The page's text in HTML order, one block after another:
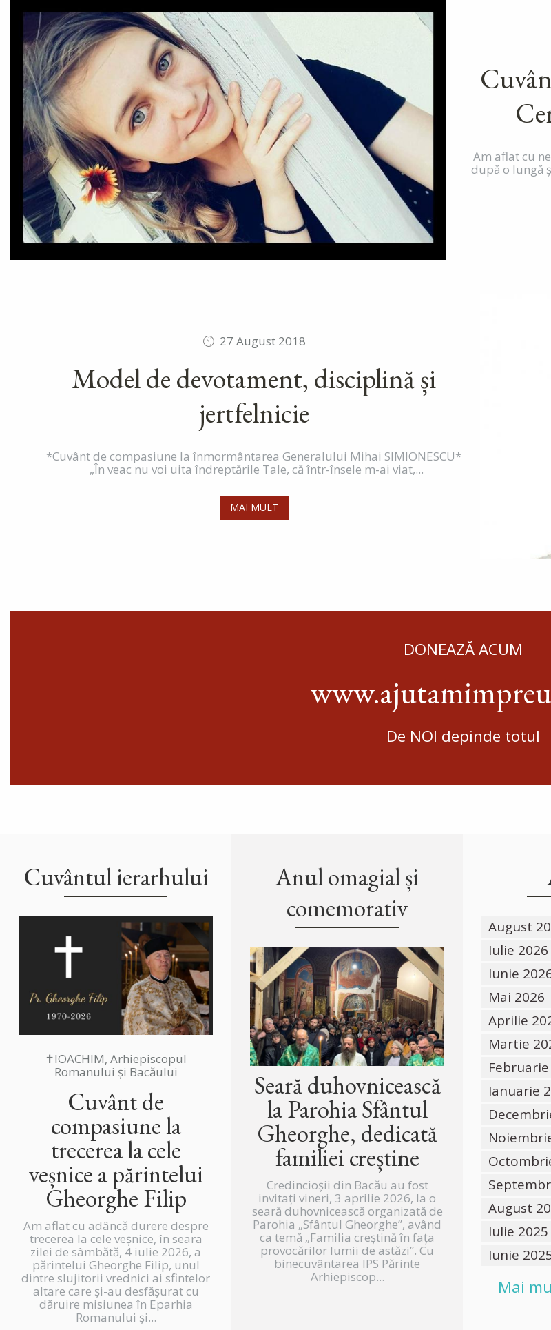
Am aflat cu
după o lungă
27 August 2018
Model de devotament, disciplină și
jertfelnicie
*Cuvânt de compasiune la înmormântarea Generalului Mihai SIMIONESCU*
„În veac nu voi uita îndreptările Tale, că într-însele m-ai viat,...
MAI MULT
DONEAZĂ ACUM
De NOI depinde totul
Cuvântul ierarhului
✝IOACHIM, Arhiepiscopul
Romanului și Bacăului
Cuvânt de
compasiune la
trecerea la cele
veșnice a părintelui
Gheorghe Filip
Am aflat cu adâncă durere despre
trecerea la cele veșnice, în seara
zilei de sâmbătă, 4 iulie 2026, a
părintelui Gheorghe Filip, unul
dintre slujitorii vrednici ai sfintelor
altare care și-au desfășurat cu
dăruire misiunea în Eparhia
Romanului și...
Anul omagial și
comemorativ
Seară duhovnicească
la Parohia Sfântul
Gheorghe, dedicată
familiei creștine
Credincioșii din Bacău au fost
invitați vineri, 3 aprilie 2026, la o
seară duhovnicească organizată de
Parohia „Sfântul Gheorghe”, având
ca temă „Familia creștină în fața
provocărilor lumii de astăzi”. Cu
binecuvântarea IPS Părinte
Arhiepiscop...
August
Iulie 2026
Iunie
Mai 2026
Aprilie
Martie
Ianuarie
August
Iulie 2025
Iunie
Mai